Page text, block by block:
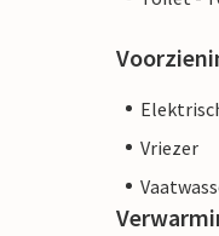
Vriezer